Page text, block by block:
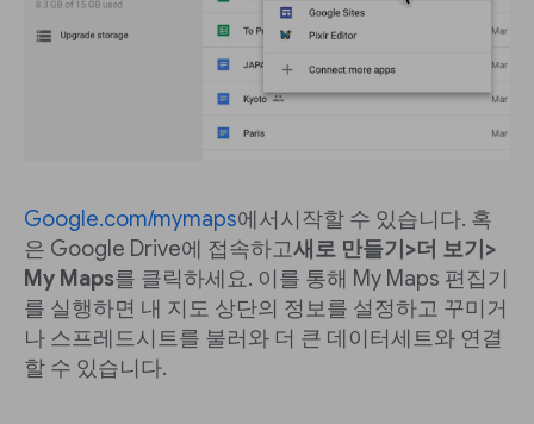
Google.com/mymaps에서시작할 수 있습니다. 혹
은 Google Drive에 접속하고새로 만들기>더 보기>
My Maps를 클릭하세요. 이를 통해 My Maps 편집기
를 실행하면 내 지도 상단의 정보를 설정하고 꾸미거
나 스프레드시트를 불러와 더 큰 데이터세트와 연결
할 수 있습니다.